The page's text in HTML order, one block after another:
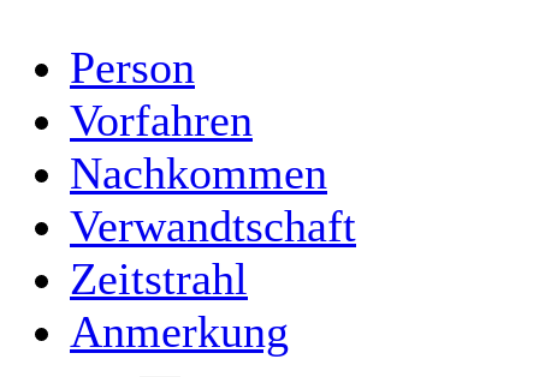
Person
Vorfahren
Nachkommen
Verwandtschaft
Zeitstrahl
Anmerkung